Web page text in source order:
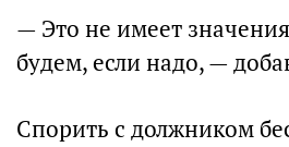
— Это не имеет
будем, если надо, —
Спорить с должником